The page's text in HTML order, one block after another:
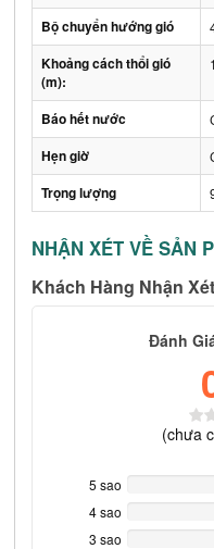
Bộ chuyển hướng gió
Khoảng cách thổi gió
(m):
Báo hết nước
Hẹn giờ
Trọng lượng
NHẬN XÉT VỀ SẢN
Khách Hàng Nhận Xét
Đánh
(chưa
5 sao
Complete
4 sao
Complete
3 sao